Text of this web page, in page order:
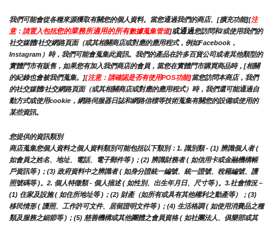
我們可能會從各種來源獲取有關您的個人資料。當您通過我們的商店、[擴充功能][注
意：請置入包括您的業務所適用的所有數據蒐集管道]或通過您訪問和/或使用我們的
社交媒體/社交網路頁面（或其相關商店或對應的應用程式，例如Facebook，
Instagram）時，我們可能會蒐集此資訊。我們的產品在許多百貨公司或者其他類型的
實體門市有販售，如果您有加入我們商店的會員，當您在實體門市購買商品時，[相關
的紀錄也會被我們蒐集。][注意：請確認是否有使用POS功能]當您訪問本商店，我們
的社交媒體/社交網路頁面（或其相關商店或對應的應用程式）時，我們還可能通過自
動方式或使用cookie，網路伺服器日誌和網路信標等技術蒐集有關您的設備或使用的
某些資訊。
您提供的資訊類別
商店蒐集您個人資料之個人資料類別可能包括以下類別：1. 識別類 - (1) 辨識個人者 (
如會員之姓名、地址、電話、電子郵件等 )；(2) 辨識財務者 ( 如信用卡或金融機構帳
戶資訊等 )；(3) 政府資料中之辨識者 ( 如身分證統一編號、統一證號、稅籍編號、護
照號碼等 )。2. 個人特徵類 - 個人描述 ( 如性別、出生年月日、尺寸等 )。3.社會情況 –
(1) 住家及設施 ( 如住所地址等 )；(2) 財產（如所有或具有其他權利之動產等）；(3)
移民情形 ( 護照、工作許可文件、居留證明文件等 )；(4) 生活格調 ( 如使用消費品之種
類及服務之細節等 )；(5) 慈善機構或其他團體之會員資格 ( 如社團法人、俱樂部或其